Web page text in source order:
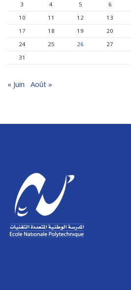
3
4 5 6
10
11 12 13
17
18 19 20
24
25 26 27
31
« Juin Août »